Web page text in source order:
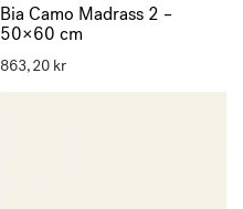
Bia Camo Madrass 2 –
50×60 cm
863,20 kr